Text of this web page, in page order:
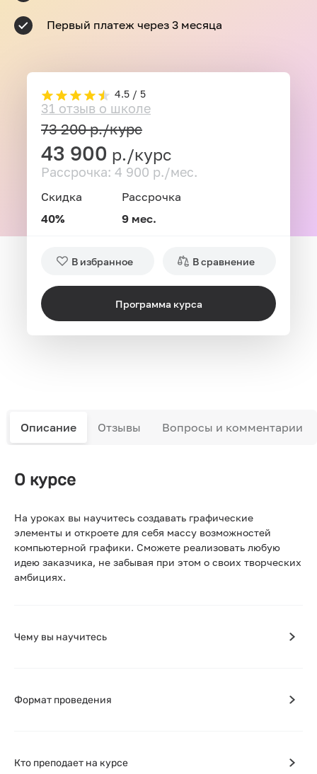
Первый платеж через 3 месяца
4.5 / 5
31 отзыв о школе
73 200р./курс
43 900 р./курс
Рассрочка: 4 900 р./мес.
Скидка
40%
Рассрочка
9 мес.
В избранное В сравнение
Программа курса
Описание Отзывы Вопросы и комментарии
О курсе
На уроках вы научитесь создавать графические
элементы и откроете для себя массу возможностей
компьютерной графики. Сможете реализовать любую
идею заказчика, не забывая при этом о своих творческих
амбициях.
Чему вы научитесь
Формат проведения
Кто преподает на курсе